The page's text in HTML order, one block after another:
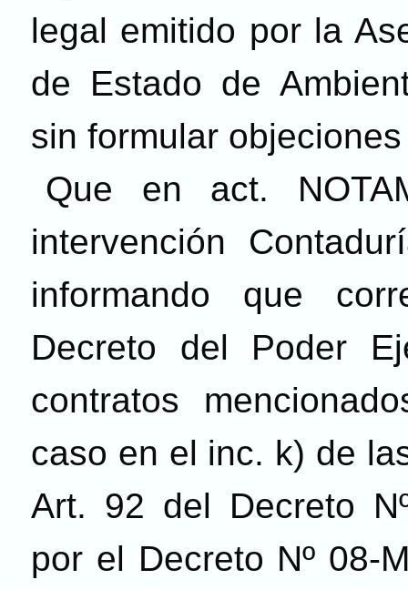
legal emitido por la
de Estado de
sin formular
Que en act.
intervención
informando que
Decreto del Poder
contratos
caso en el inc. k) de
Art. 92 del Decreto
por el Decreto Nº 08-